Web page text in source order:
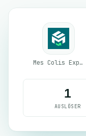
Mes Colis Express
1
AUSLÖSER